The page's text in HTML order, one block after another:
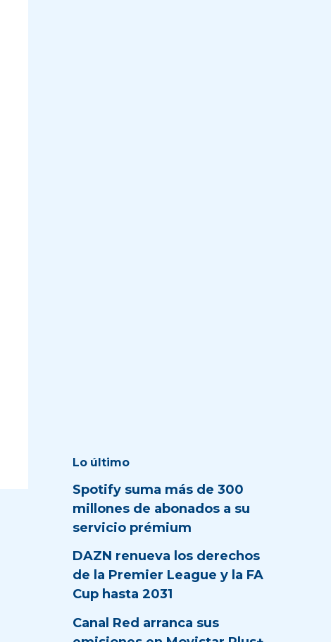
Lo último
Spotify suma más de 300
millones de abonados a su
servicio prémium
DAZN renueva los derechos
de la Premier League y la FA
Cup hasta 2031
Canal Red arranca sus